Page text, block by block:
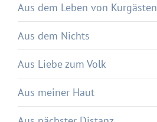
Aus dem Leben von Kurgästen
Aus dem Nichts
Aus Liebe zum Volk
Aus meiner Haut